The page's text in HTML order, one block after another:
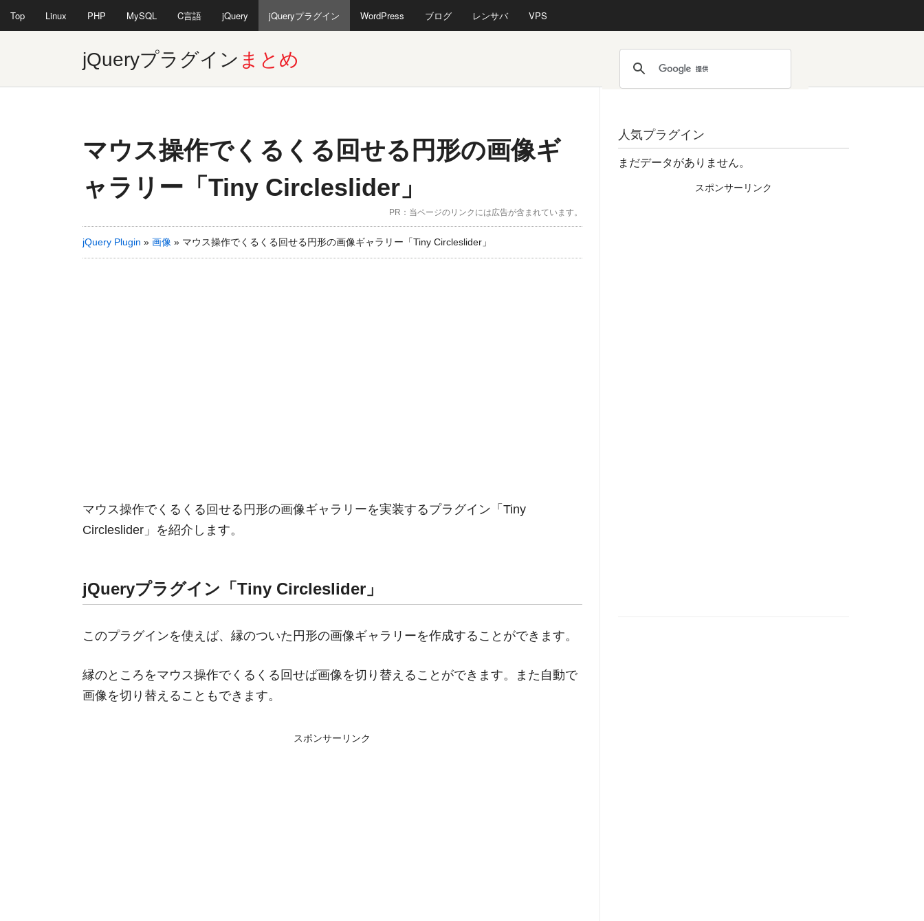
Top Linux PHP MySQL C言語 jQuery jQueryプラグイン WordPress ブログ レンサバ VPS
jQueryプラグイン まとめ
マウス操作でくるくる回せる円形の画像ギ
ャラリー「Tiny Circleslider」
PR：当ページのリンクには広告が含まれています。
jQuery Plugin » 画像 » マウス操作でくるくる回せる円形の画像ギャラリー「Tiny Circleslider」
マウス操作でくるくる回せる円形の画像ギャラリーを実装するプラグイン「Tiny
Circleslider」を紹介します。
jQueryプラグイン「Tiny Circleslider」
このプラグインを使えば、縁のついた円形の画像ギャラリーを作成することができます。
縁のところをマウス操作でくるくる回せば画像を切り替えることができます。また自動で
画像を切り替えることもできます。
スポンサーリンク
人気プラグイン
まだデータがありません。
スポンサーリンク